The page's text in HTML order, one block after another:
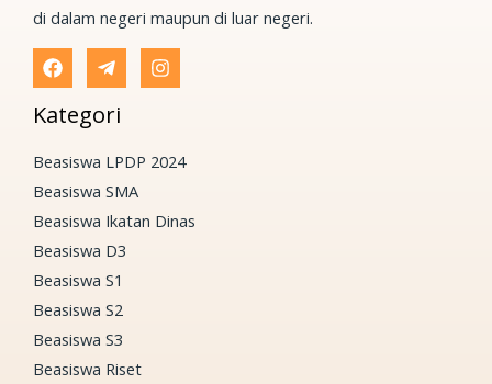
di dalam negeri maupun di luar negeri.
Kategori
Beasiswa LPDP 2024
Beasiswa SMA
Beasiswa Ikatan Dinas
Beasiswa D3
Beasiswa S1
Beasiswa S2
Beasiswa S3
Beasiswa Riset